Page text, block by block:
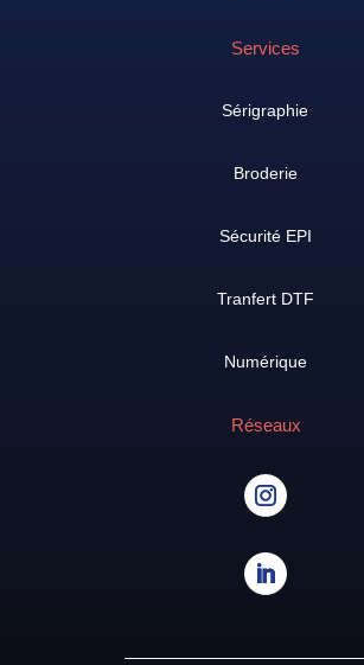
Services
Sérigraphie
Broderie
Sécurité EPI
Tranfert DTF
Numérique
Réseaux